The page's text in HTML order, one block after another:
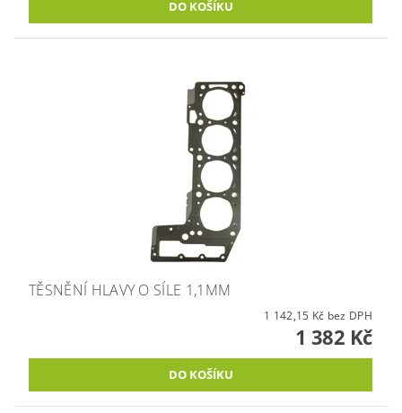
TĚSNĚNÍ HLAVY O SÍLE 1,1MM
1 142,15 Kč bez DPH
1 382 Kč